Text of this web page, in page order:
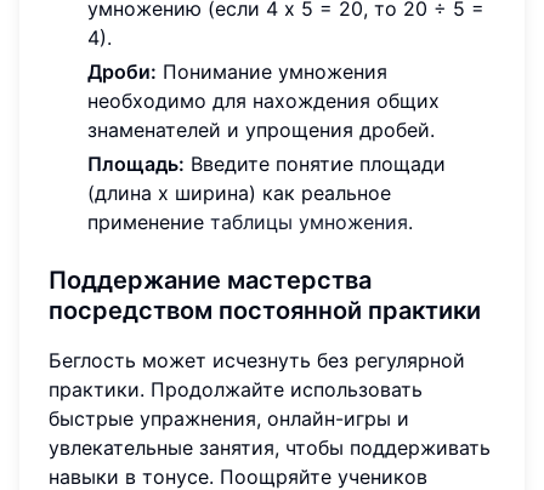
умножению (если 4 x 5 = 20, то 20 ÷ 5 =
4).
Дроби: Понимание умножения
необходимо для нахождения общих
знаменателей и упрощения дробей.
Площадь: Введите понятие площади
(длина x ширина) как реальное
применение таблицы умножения.
Поддержание мастерства
посредством постоянной практики
Беглость может исчезнуть без регулярной
практики. Продолжайте использовать
быстрые упражнения, онлайн-игры и
увлекательные занятия, чтобы поддерживать
навыки в тонусе. Поощряйте учеников